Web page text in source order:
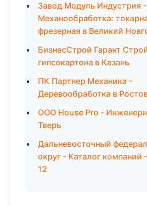
Завод Модуль Индустрия -
Механообработка:
фрезерная в Великий
БизнесСтрой Гарант
гипсокартона в Казань
ПК Партнер Механика -
Деревообработка в
ООО House Pro -
Тверь
Дальневосточный
округ - Каталог компаний
12